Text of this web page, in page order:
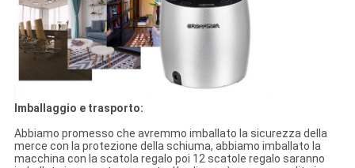
Imballaggio e trasporto:
Abbiamo promesso che avremmo imballato la sicurezza della
merce con la protezione della schiuma, abbiamo imballato la
macchina con la scatola regalo poi 12 scatole regalo saranno